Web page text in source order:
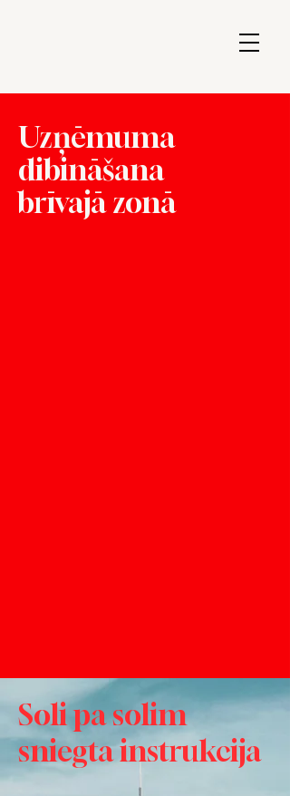
Uzņēmuma
dibināšana
brīvajā zonā
Soli pa solim
sniegta instrukcija